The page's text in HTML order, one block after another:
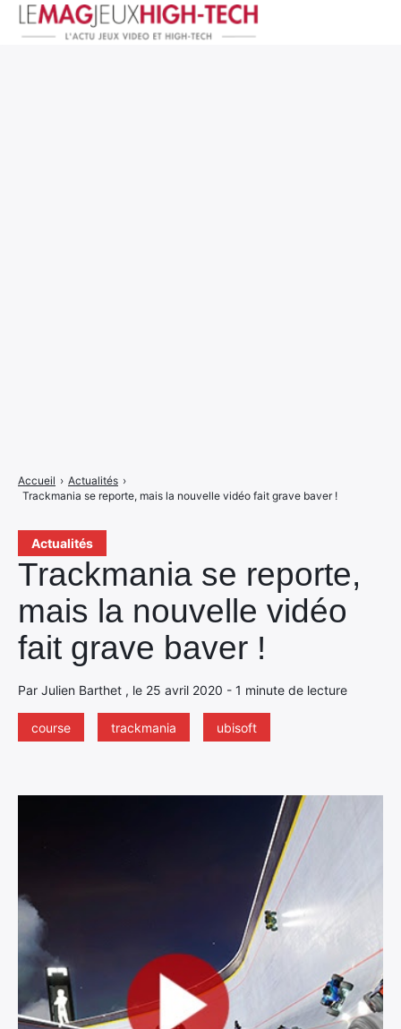
Actualités
Trackmania se reporte,
mais la nouvelle vidéo
fait grave baver !
Par Julien Barthet , le 25 avril 2020 - 1 minute de lecture
course trackmania ubisoft
Accueil › Actualités ›
Trackmania se reporte, mais la nouvelle vidéo fait grave baver !